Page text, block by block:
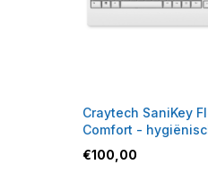
Craytech SaniKey
Comfort -
toetsenbord
€100,00